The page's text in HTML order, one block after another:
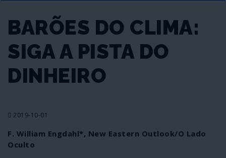
BARÕES DO CLIMA:
SIGA A PISTA DO
DINHEIRO
2019-10-01
F. William Engdahl*, New Eastern Outlook/O Lado
Oculto